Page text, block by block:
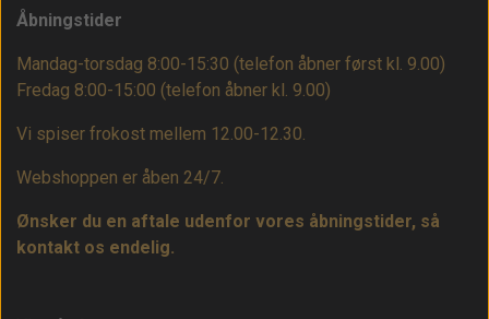
Åbningstider
Mandag-torsdag 8:00-15:30 (telefon åbner først kl. 9.00)
Fredag 8:00-15:00 (telefon åbner kl. 9.00)
Vi spiser frokost mellem 12.00-12.30.
Webshoppen er åben 24/7.
Ønsker du en aftale udenfor vores åbningstider, så
kontakt os endelig.